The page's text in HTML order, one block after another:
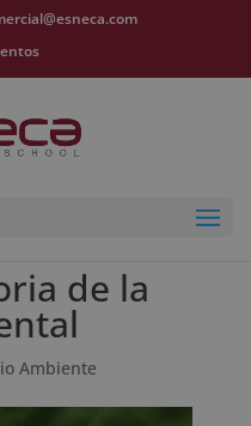
de la
Ambiente